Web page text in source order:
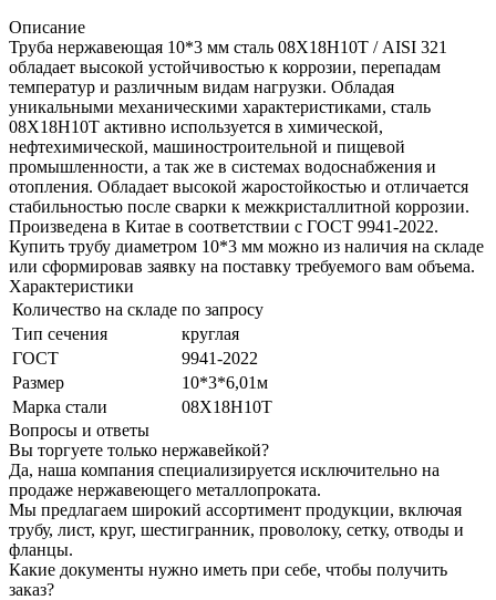
Описание
Труба нержавеющая 10*3 мм сталь 08Х18Н10Т / AISI 321
обладает высокой устойчивостью к коррозии, перепадам
температур и различным видам нагрузки. Обладая
уникальными механическими характеристиками, сталь
08Х18Н10Т активно используется в химической,
нефтехимической, машиностроительной и пищевой
промышленности, а так же в системах водоснабжения и
отопления. Обладает высокой жаростойкостью и отличается
стабильностью после сварки к межкристаллитной коррозии.
Произведена в Китае в соответствии с ГОСТ 9941-2022.
Купить трубу диаметром 10*3 мм можно из наличия на складе
или сформировав заявку на поставку требуемого вам объема.
Характеристики
Количество на складе по запросу
Тип сечения
круглая
ГОСТ
9941-2022
Размер
10*3*6,01м
Марка стали
08Х18Н10Т
Вопросы и ответы
Вы торгуете только нержавейкой?
Да, наша компания специализируется исключительно на
продаже нержавеющего металлопроката.
Мы предлагаем широкий ассортимент продукции, включая
трубу, лист, круг, шестигранник, проволоку, сетку, отводы и
фланцы.
Какие документы нужно иметь при себе, чтобы получить
заказ?